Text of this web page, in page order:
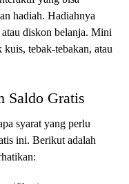
hadiah. Hadiahnya
diskon belanja. Mini
tebak-tebakan, atau
Saldo Gratis
syarat yang perlu
ini. Berikut adalah